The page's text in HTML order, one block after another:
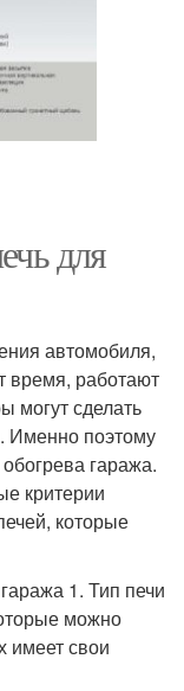
для
автомобиля,
время, работают
могут сделать
Именно поэтому
гаража.
критерии
которые
1. Тип печи
можно
имеет свои